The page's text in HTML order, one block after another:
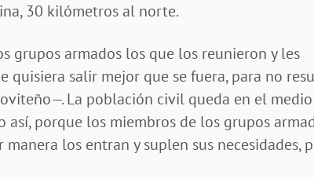
30 kilómetros al norte.
grupos armados los que los reunieron y les
quisiera salir mejor que se fuera, para no
La población civil queda en el
porque los miembros de los grupos
los entran y suplen sus necesidades,